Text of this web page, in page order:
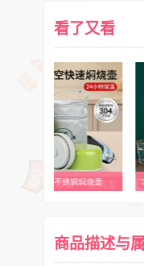
看了又看
真空焖烧壶不锈钢焖烧壶
商品描述与